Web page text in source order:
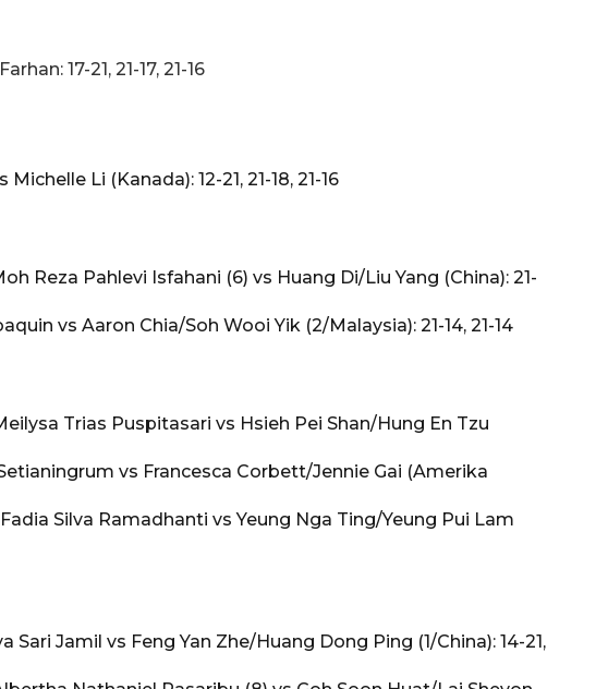
17-21, 21-17, 21-16
Li (Kanada): 12-21, 21-18, 21-16
Reza Pahlevi Isfahani (6) vs Huang Di/Liu Yang (China): 21-
vs Aaron Chia/Soh Wooi Yik (2/Malaysia): 21-14, 21-14
Trias Puspitasari vs Hsieh Pei Shan/Hung En Tzu
vs Francesca Corbett/Jennie Gai (Amerika
Silva Ramadhanti vs Yeung Nga Ting/Yeung Pui Lam
Sari Jamil vs Feng Yan Zhe/Huang Dong Ping (1/China): 14-21,